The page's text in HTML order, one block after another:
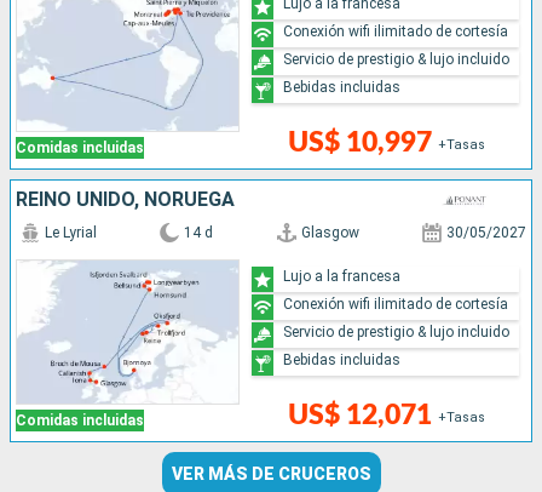
Comidas incluidas US$ 10,997 +Tasas
Lujo a la francesa
Conexión wifi ilimitado de cortesía
Servicio de prestigio & lujo incluido
Bebidas incluidas
REINO UNIDO, NORUEGA
Comidas incluidas
Le Lyrial 14 d Glasgow 30/05/2027
US$ 12,071 +Tasas
Lujo a la francesa
Conexión wifi ilimitado de cortesía
Servicio de prestigio & lujo incluido
Bebidas incluidas
VER MÁS DE CRUCEROS